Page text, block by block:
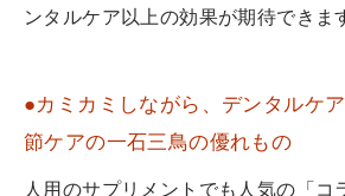
ンタルケア以上の効果が期待できま
●カミカミしながら、デンタルケ
節ケアの一石三鳥の優れもの
人用のサプリメントでも人気の「コ